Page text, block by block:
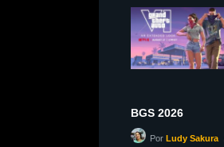
BGS 2026
PorLudy Sakura